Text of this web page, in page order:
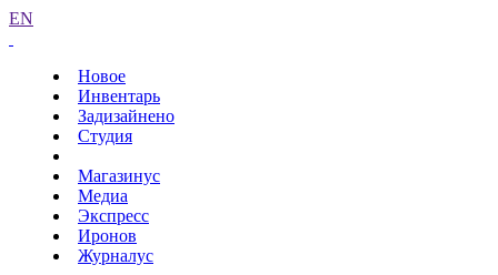
EN
Новое
Инвентарь
Задизайнено
Студия
Магазинус
Медиа
Экспресс
Иронов
Журналус